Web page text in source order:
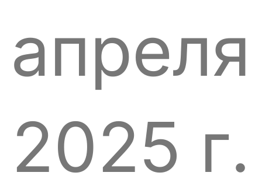
апреля
2025 г.